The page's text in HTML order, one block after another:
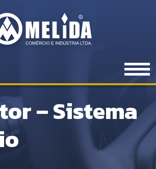
– Sistema